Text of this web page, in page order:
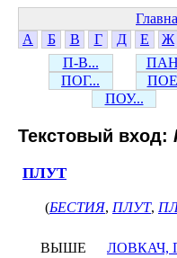
А
Б В Г Д Е Ж
П-В...
ПОГ...
ПОУ...
Текстовый вход:
ПЛУТ
(БЕСТИЯ, ПЛУТ,
ВЫШЕ
ЛОВКАЧ,